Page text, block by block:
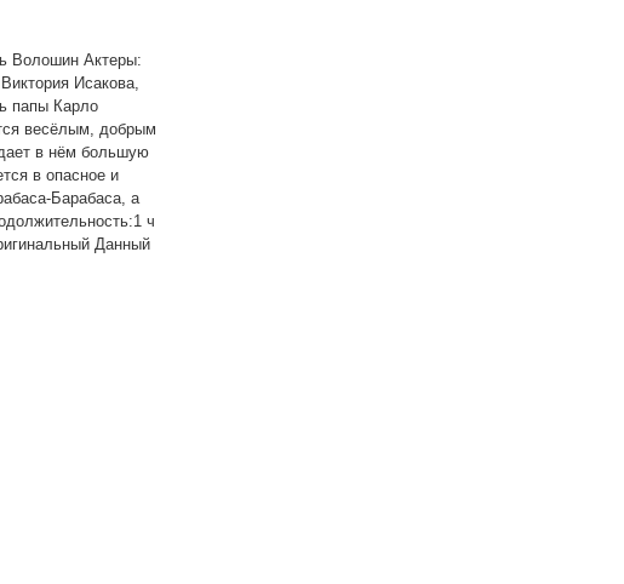
Волошин Актеры:
Исакова,
папы Карло
весёлым, добрым
в нём большую
в опасное и
Барабаса, а
ч
Данный